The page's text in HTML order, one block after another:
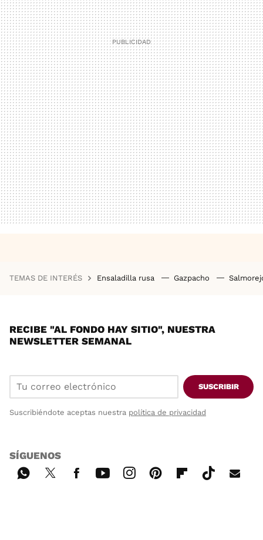
TEMAS DE INTERÉS Ensaladilla rusa Gazpacho
RECIBE "AL FONDO HAY SITIO", NUESTRA
NEWSLETTER SEMANAL
SUSCRIBIR
Suscribiéndote aceptas nuestra política de privacidad
SÍGUENOS